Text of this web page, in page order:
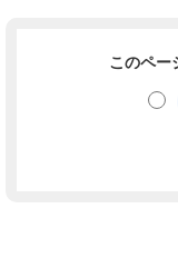
このペー